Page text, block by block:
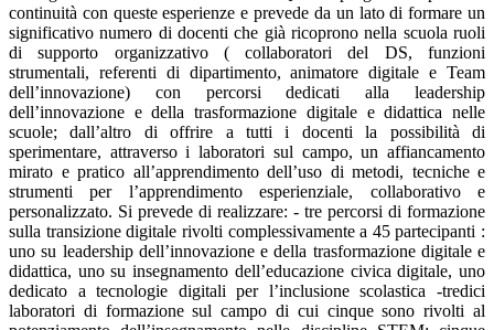
continuità con queste esperienze e prevede da un lato di formare un
significativo numero di docenti che già ricoprono nella scuola ruoli
di supporto organizzativo ( collaboratori del DS, funzioni
strumentali, referenti di dipartimento, animatore digitale e Team
dell’innovazione) con percorsi dedicati alla leadership
dell’innovazione e della trasformazione digitale e didattica nelle
scuole; dall’altro di offrire a tutti i docenti la possibilità di
sperimentare, attraverso i laboratori sul campo, un affiancamento
mirato e pratico all’apprendimento dell’uso di metodi, tecniche e
strumenti per l’apprendimento esperienziale, collaborativo e
personalizzato. Si prevede di realizzare: - tre percorsi di formazione
sulla transizione digitale rivolti complessivamente a 45 partecipanti :
uno su leadership dell’innovazione e della trasformazione digitale e
didattica, uno su insegnamento dell’educazione civica digitale, uno
dedicato a tecnologie digitali per l’inclusione scolastica -tredici
laboratori di formazione sul campo di cui cinque sono rivolti al